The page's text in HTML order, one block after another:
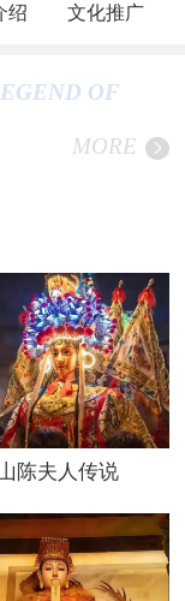
绍 文化推广
OF
MORE
陈夫人传说